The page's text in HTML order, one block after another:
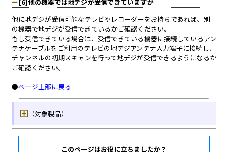
このページはお役に立ちましたか？